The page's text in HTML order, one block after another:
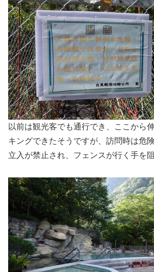
以前は観光客でも通行でき、ここから
キングできたそうですが、訪問時は危
立入が禁止され、フェンスが行く手を